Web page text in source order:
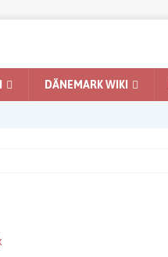
DÄNEMARK WIKI